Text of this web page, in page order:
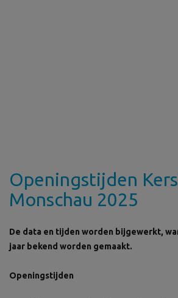
Openingstijden
Monschau 2025
De data en tijden worden bijgewerkt,
jaar bekend worden gemaakt.
Openingstijden